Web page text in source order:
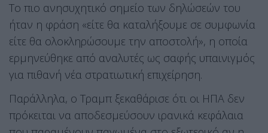
Το πιο ανησυχητικό σημείο των δηλώσεών του
ήταν η φράση «είτε θα καταλήξουμε σε συμφωνία
είτε θα ολοκληρώσουμε την αποστολή», η οποία
ερμηνεύθηκε από αναλυτές ως σαφής υπαινιγμός
για πιθανή νέα στρατιωτική επιχείρηση.
Παράλληλα, ο Τραμπ ξεκαθάρισε ότι οι ΗΠΑ δεν
πρόκειται να αποδεσμεύσουν ιρανικά κεφάλαια